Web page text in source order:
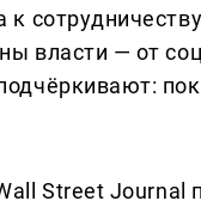
к
власти — от
Street Journal